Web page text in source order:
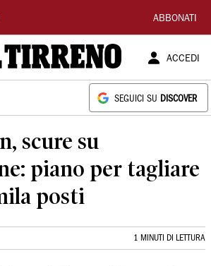
ABBONATI
ACCEDI
SEGUICI SU DISCOVER
scure su
piano per tagliare
posti
1 MINUTI DI LETTURA